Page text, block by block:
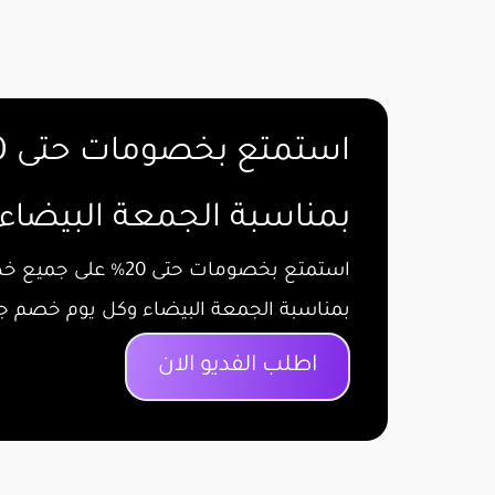
استمتع بخصومات حتى 20%
بمناسبة الجمعة
استمتع بخصومات حتى 20% على جميع خدمات فوموشن
بمناسبة الجمعة البيضاء وكل يوم خصم
اطلب الفديو الان